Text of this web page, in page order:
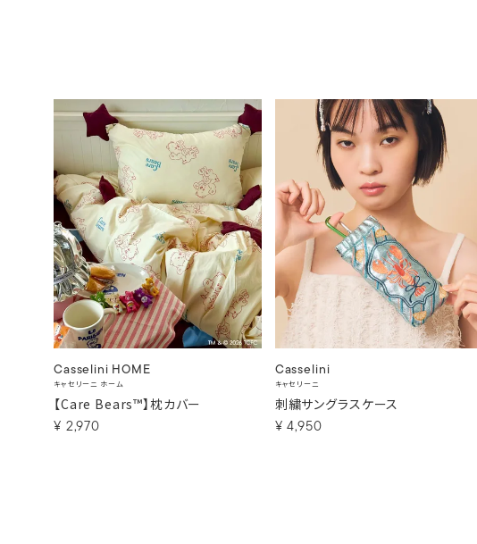
Casselini HOME
キャセリーニ ホーム
【Care Bears™】枕カバー
¥ 2,970
Casselini
キャセリーニ
刺繍サングラスケース
¥ 4,950